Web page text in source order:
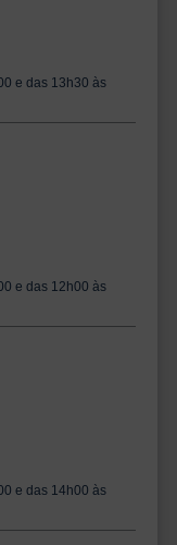
e das 13h30 às
e das 12h00 às
e das 14h00 às